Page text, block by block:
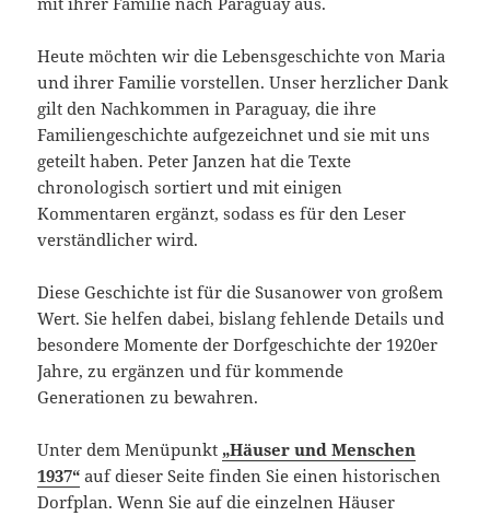
Heute möchten wir die Lebensgeschichte von Maria
und ihrer Familie vorstellen. Unser herzlicher Dank
gilt den Nachkommen in Paraguay, die ihre
Familiengeschichte aufgezeichnet und sie mit uns
geteilt haben. Peter Janzen hat die Texte
chronologisch sortiert und mit einigen
Kommentaren ergänzt, sodass es für den Leser
verständlicher wird.
Diese Geschichte ist für die Susanower von großem
Wert. Sie helfen dabei, bislang fehlende Details und
besondere Momente der Dorfgeschichte der 1920er
Jahre, zu ergänzen und für kommende
Generationen zu bewahren.
Unter dem Menüpunkt „Häuser und Menschen
1937“ auf dieser Seite finden Sie einen historischen
Dorfplan. Wenn Sie auf die einzelnen Häuser